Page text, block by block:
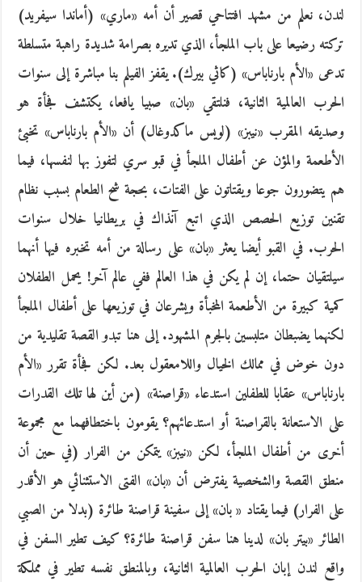
لندن، نعلم من مشهد افتتاحي قصير أن أمه «ماري» (أماندا سيفريد)
تركته رضيعا على باب الملجأ، الذي تديره بصرامة شديدة راهبة متسلطة
تدعى «الأم بارناباس» (كاثي بيرك). يقفز الفيلم بنا مباشرة إلى سنوات
الحرب العالمية الثانية، فنلتقي «بان» صبيا يافعا، يكتشف فجأة هو
وصديقه المقرب «نيبز» (لويس ماكدوغال) أن «الأم بارناباس» تخبئ
الأطعمة والمؤن عن أطفال الملجأ في قبو سري لتفوز بها لنفسها، فيما
هم يتضورون جوعا ويقتاتون على الفتات، بحجة شح الطعام بسبب نظام
تقنين توزيع الحصص الذي اتبع آنذاك في بريطانيا خلال سنوات
الحرب. في القبو أيضا يعثر «بان» على رسالة من أمه تخبره فيها أنهما
سيلتقيان حتما، إن لم يكن في هذا العالم ففي عالم آخر! يحمل الطفلان
كمية كبيرة من الأطعمة المخبأة ويشرعان في توزيعها على أطفال الملجأ
لكنهما يضبطان متلبسين بالجرم المشهود. إلى هنا تبدو القصة تقليدية من
دون خوض في ممالك الخيال واللامعقول بعد. لكن فجأة تقرر «الأم
بارناباس» عقابا للطفلين استدعاء «قراصنة» (من أين لها تلك القدرات
على الاستعانة بالقراصنة أو استدعائهم؟ يقومون باختطافهما مع مجموعة
أخرى من أطفال الملجأ، لكن «نيبز» يتمكن من الفرار (في حين أن
منطق القصة والشخصية يفترض أن «بان» الفتى الاستثنائي هو الأقدر
على الفرار) فيما يقتاد « بان» إلى سفينة قراصنة طائرة (بدلا من الصبي
الطائر «بيتر بان» لدينا هنا سفن قراصنة طائرة؟ كيف تطير السفن في
واقع لندن إبان الحرب العالمية الثانية، وبالمنطق نفسه تطير في مملكة